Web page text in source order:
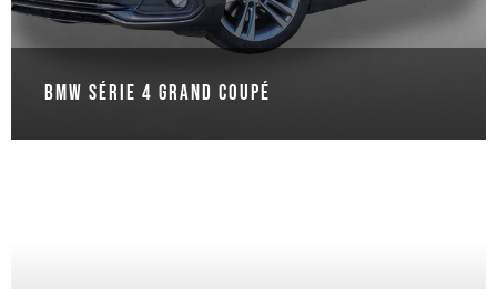
BMW Série 4 Grand Coupé